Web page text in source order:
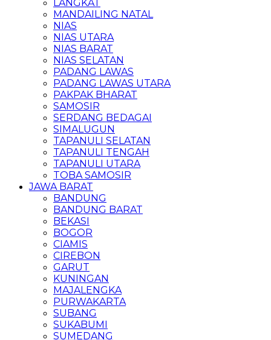
LANGKAT
MANDAILING NATAL
NIAS
NIAS UTARA
NIAS BARAT
NIAS SELATAN
PADANG LAWAS
PADANG LAWAS UTARA
PAKPAK BHARAT
SAMOSIR
SERDANG BEDAGAI
SIMALUGUN
TAPANULI SELATAN
TAPANULI TENGAH
TAPANULI UTARA
TOBA SAMOSIR
JAWA BARAT
BANDUNG
BANDUNG BARAT
BEKASI
BOGOR
CIAMIS
CIREBON
GARUT
KUNINGAN
MAJALENGKA
PURWAKARTA
SUBANG
SUKABUMI
SUMEDANG